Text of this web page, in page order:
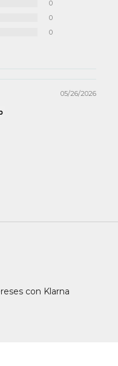
0
0
0
05/26/2026
con Klarna